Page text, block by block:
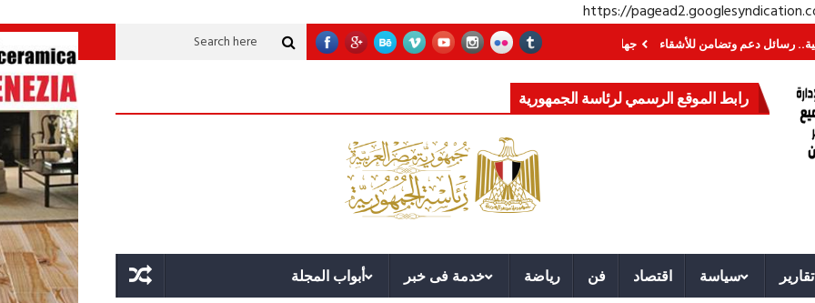
https://
دعم وتضامن للأشقاء جهاز مستقبل مصر نموذجا.. لماذا تُنشئ الدول كيانات تنموية عملاقة؟ قوة الدولة.. عندما يصبح التخطيط خط الدفاع الأول القيادة
رابط الموقع الرسمي لرئاسة الجمهورية
تقارير سياسة اقتصاد فن رياضة خدمة فى خبر أبواب المجلة